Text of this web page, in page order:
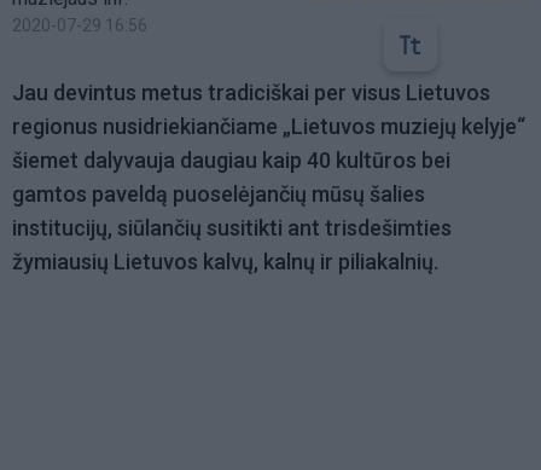
2020-07-29 16:56
Jau devintus metus tradiciškai per visus Lietuvos
regionus nusidriekiančiame „Lietuvos muziejų kelyje“
šiemet dalyvauja daugiau kaip 40 kultūros bei
gamtos paveldą puoselėjančių mūsų šalies
institucijų, siūlančių susitikti ant trisdešimties
žymiausių Lietuvos kalvų, kalnų ir piliakalnių.